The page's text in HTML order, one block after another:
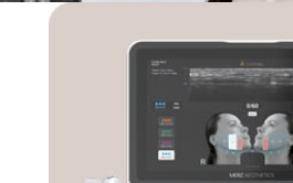
EQUIPMENT
현대미학 equipment
피부의 아름다움을 완성하는 현대미학의 최